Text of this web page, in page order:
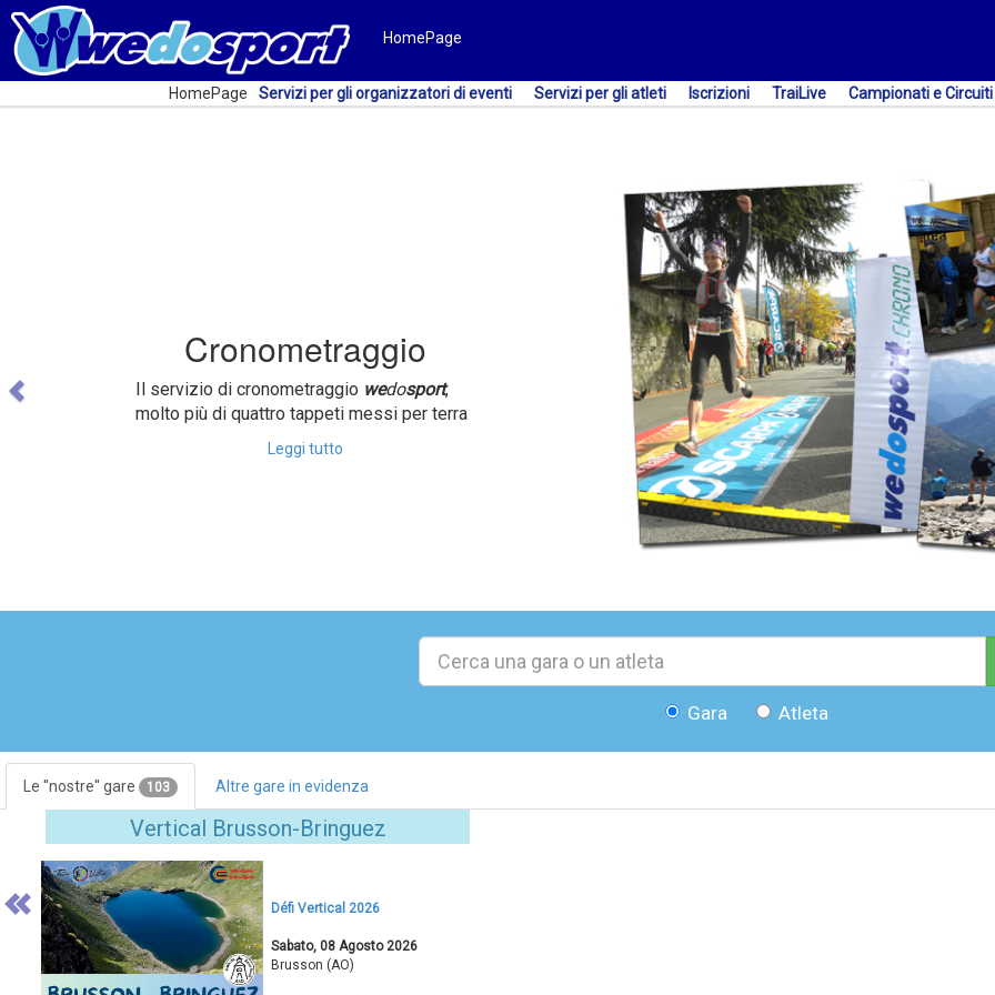
HomePage
HomePage Servizi per gli organizzatori di eventi Servizi per gli atleti Iscrizioni TraiLive Campionati e Circuiti
Cronometraggio
Il servizio di cronometraggio wedosport,
molto più di quattro tappeti messi per terra
Leggi tutto
Gara Atleta
Le ''nostre'' gare 103 Altre gare in evidenza
Vertical Brusson-Bringuez
Défi Vertical 2026
Sabato, 08 Agosto 2026
Brusson (AO)